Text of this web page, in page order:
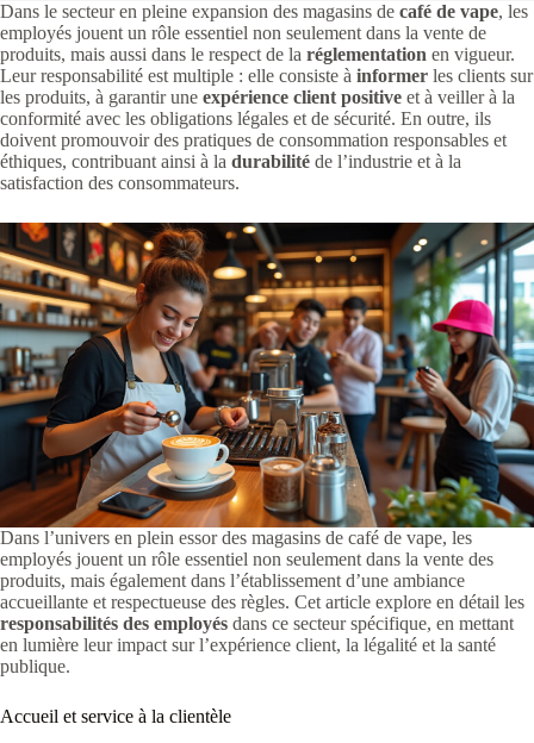
Dans le secteur en pleine expansion des magasins de café de vape, les
employés jouent un rôle essentiel non seulement dans la vente de
produits, mais aussi dans le respect de la réglementation en vigueur.
Leur responsabilité est multiple : elle consiste à informer les clients sur
les produits, à garantir une expérience client positive et à veiller à la
conformité avec les obligations légales et de sécurité. En outre, ils
doivent promouvoir des pratiques de consommation responsables et
éthiques, contribuant ainsi à la durabilité de l’industrie et à la
satisfaction des consommateurs.
Dans l’univers en plein essor des magasins de café de vape, les
employés jouent un rôle essentiel non seulement dans la vente des
produits, mais également dans l’établissement d’une ambiance
accueillante et respectueuse des règles. Cet article explore en détail les
responsabilités des employés dans ce secteur spécifique, en mettant
en lumière leur impact sur l’expérience client, la légalité et la santé
publique.
Accueil et service à la clientèle